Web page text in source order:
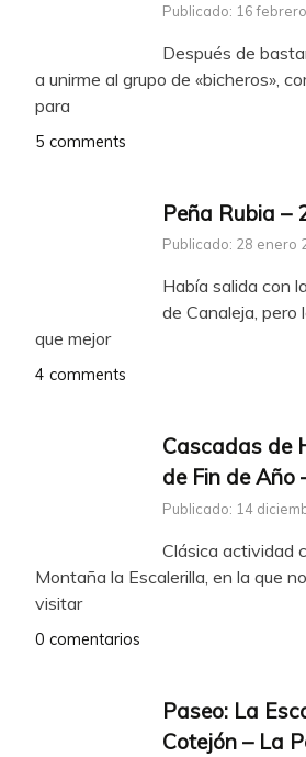
Publicado: 16
Después de
a unirme al grupo de «bicheros»,
para
5 comments
Peña Rubia –
Publicado: 28 enero
Había salida con
de Canaleja, pero
que mejor
4 comments
Cascadas de
de Fin de Año
Publicado: 14
Clásica actividad
Montaña la Escalerilla, en la que
visitar
0 comentarios
Paseo: La
Cotejón – La